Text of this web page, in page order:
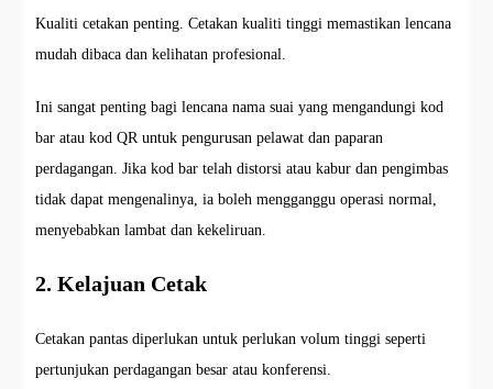
Kualiti cetakan penting. Cetakan kualiti tinggi memastikan lencana
mudah dibaca dan kelihatan profesional.
Ini sangat penting bagi lencana nama suai yang mengandungi kod
bar atau kod QR untuk pengurusan pelawat dan paparan
perdagangan. Jika kod bar telah distorsi atau kabur dan pengimbas
tidak dapat mengenalinya, ia boleh mengganggu operasi normal,
menyebabkan lambat dan kekeliruan.
2. Kelajuan Cetak
Cetakan pantas diperlukan untuk perlukan volum tinggi seperti
pertunjukan perdagangan besar atau konferensi.